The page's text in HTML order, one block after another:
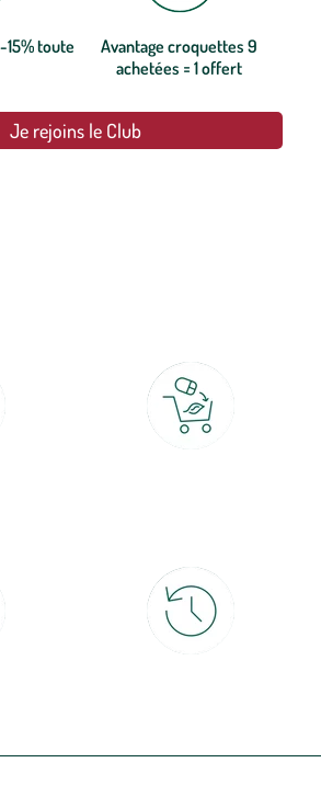
15% toute
Avantage croquettes 9
achetées = 1 offert
Je rejoins le Club